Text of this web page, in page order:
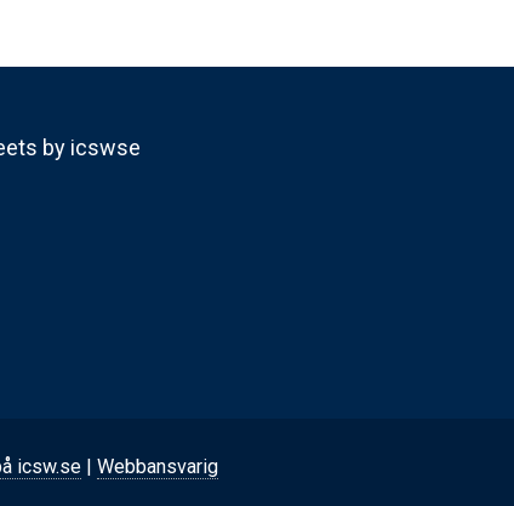
by icswse
icsw.se| Webbansvarig